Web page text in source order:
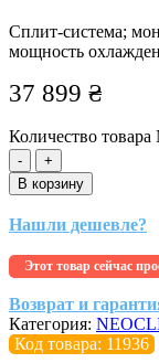
Сплит-система;
мощность
37 899 ₴
Количество
-
+
В корзину
Нашли дешевле?
Этот товар сейчас
Возврат и
Категория:
Код товара: 11936